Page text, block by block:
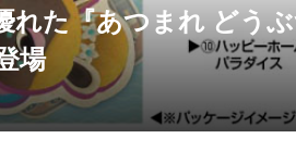
れた『あつまれ どう
場